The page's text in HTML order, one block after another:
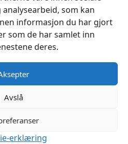
som kan
informasjon du har gjort
som de har samlet inn
deres.
Avslå
erklæring
600gr Andefjær innleggspute